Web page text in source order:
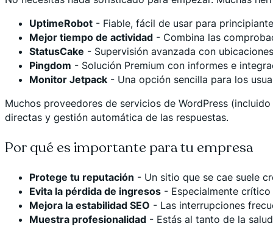
UptimeRobot - Fiable, fácil de usar para
Mejor tiempo de actividad - Combina las
StatusCake - Supervisión avanzada con
Pingdom - Solución Premium con informes e
Monitor Jetpack - Una opción sencilla para los
Muchos proveedores de servicios de WordPress
directas y gestión automática de las respuestas.
Por qué es importante para tu empresa
Protege tu reputación - Un sitio que se cae suele
Evita la pérdida de ingresos - Especialmente
Mejora la estabilidad SEO - Las interrupciones
Muestra profesionalidad - Estás al tanto de la